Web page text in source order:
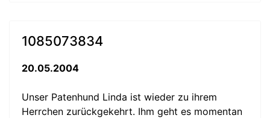
1085073834
20.05.2004
Unser Patenhund Linda ist wieder zu ihrem
Herrchen zurückgekehrt. Ihm geht es momentan